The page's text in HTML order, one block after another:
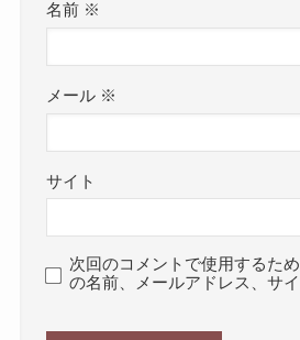
名前 ※
メール ※
サイト
次回のコメントで使用するた
の名前、メールアドレス、サイ